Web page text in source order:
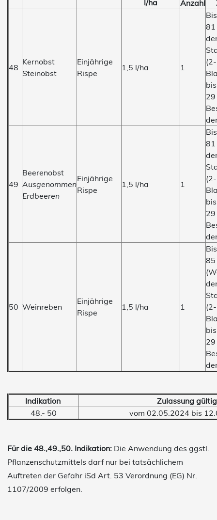
l/ha
Anzahl
48
Kernobst
Steinobst
Einjährige
Rispe
1,5 l/ha 1
81
(2-
29
49
Beerenobst
Ausgenommen
Erdbeeren
Einjährige
Rispe
1,5 l/ha 1
81
(2-
29
50 Weinreben
Einjährige
Rispe
1,5 l/ha 1
85
(2-
29
Indikation
Zulassung
48.- 50
vom 02.05.2024 bis
Für die 48.,49.,50. Indikation: Die Anwendung des ggstl.
Pflanzenschutzmittels darf nur bei tatsächlichem
Auftreten der Gefahr iSd Art. 53 Verordnung (EG) Nr.
1107/2009 erfolgen.